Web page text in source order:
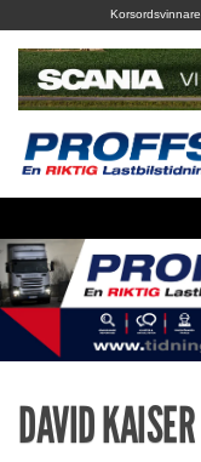
to
content
Korsordsvinnare
DAVID KAISER